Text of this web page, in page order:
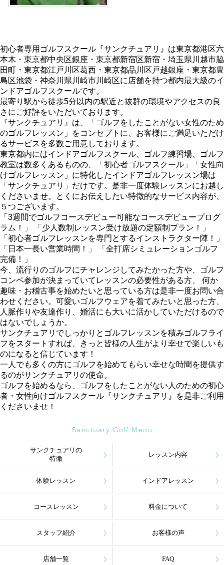
初心者専用ゴルフスクール『サンクチュアリ』は東京都港区六
本木・東京都中央区銀座・東京都新宿区新宿・埼玉県川越市脇
田町・東京都江戸川区葛西・東京都品川区戸越銀座・東京都豊
島区池袋・神奈川県川崎市川崎区に店舗を持つ都内最大級のイ
ンドアゴルフスクールです。
最寄り駅から徒歩5分以内の駅近と抜群の環境やアクセスの良
さにご好評をいただいております。
『サンクチュアリ』は、「ゴルフをしたことがない女性のため
のゴルフレッスン」をコンセプトに、お客様にご満足いただけ
るサービスを多数ご用意しております。
東京都内にはインドアゴルフスクール、ゴルフ練習場、ゴルフ
教室は数多くあるものの、「初心者ゴルフスクール」「女性向
けゴルフレッスン」に特化したインドアゴルフレッスン場は
「サンクチュアリ」だけです。是非一度体験レッスンにお越し
くださいませ。とくにお伝えしたい特徴的なサービス内容が、
５つございます。
「3週間でゴルフコースデビュー可能なコースデビュープログ
ラム！」 「少人数制レッスン受け放題の定額制プラン！」
「初心者ゴルフレッスンを専門とするインストラクター陣！」
「日本一長い営業時間！」 「全打席シミュレーションゴルフ
完備！」
今、流行りのゴルフにチャレンジしてみたかった方や、ゴルフ
コンペ参加が決まっていてレッスンの必要性がある方、 何か
趣味・お稽古事を始めたいと思っている方は是非一度お問い合
わせください。可愛いゴルフウェアを着てみたいと思った方、
人脈作りや友達作り、婚活にも大いに活かしていただけるので
はないでしょうか。
サンクチュアリでしっかりとゴルフレッスンを積みゴルフライ
フをスタートすれば、きっと皆様の人生がより幸せで楽しいも
のになると信じています！
一人でも多くの方にゴルフを始めてもらい幸せな時間を提供す
るのがサンクチュアリの使命。
ゴルフを始めるなら、ゴルフをしたことがない人のための初心
者・女性向けゴルフスクール『サンクチュアリ』を是非ご利用
くださいませ！
Sanctuary Golf Menu
サンクチュアリの
特徴
レッスン内容
体験レッスン インドアレッスン
コースレッスン 料金について
スタッフ紹介 お客様の声
店舗一覧 FAQ